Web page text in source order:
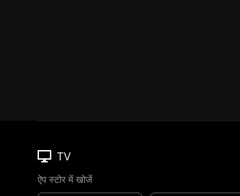
TV
ऐप स्टोर में खोजें